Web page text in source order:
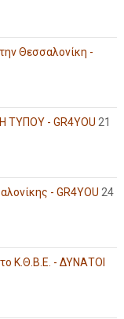
Θεσσαλονίκη -
ΤΥΠΟΥ - GR4YOU 21
- GR4YOU 24
Κ.Θ.Β.Ε. - ΔΥΝΑΤΟΙ